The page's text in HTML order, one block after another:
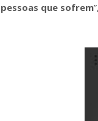
pessoas que sofrem